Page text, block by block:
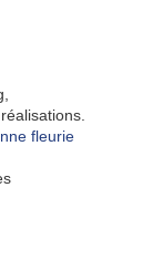
fleurie